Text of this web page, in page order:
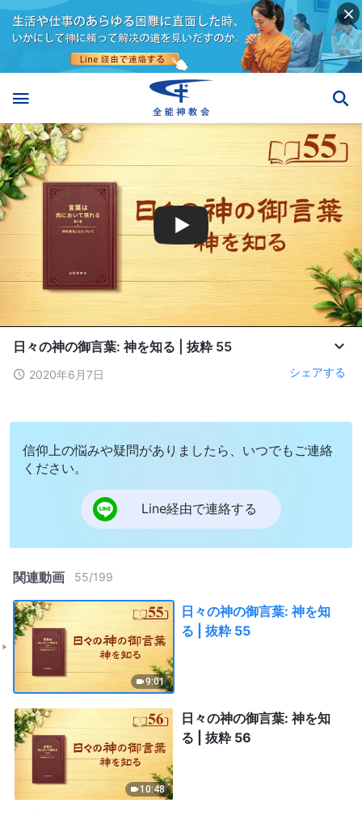
日々の神の御言葉: 神を知る | 抜粋 55
2020年6月7日 シェアする
信仰上の悩みや疑問がありましたら、いつでもご連絡
ください。
Line経由で連絡する
関連動画 55/199
9:01
日々の神の御言葉: 神を知
る | 抜粋 55
10:48
日々の神の御言葉: 神を知
る | 抜粋 56